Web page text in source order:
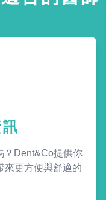
？Dent&Co提供你
來更方便與舒適的